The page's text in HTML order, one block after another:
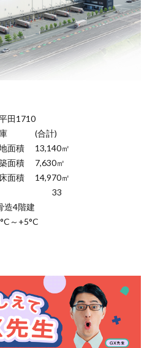
田1710
倉庫 (合計)
13,140㎡
㎡
㎡
》 33
階建
+5°C